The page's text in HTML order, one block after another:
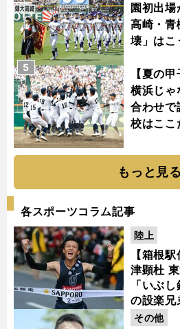
園初出
高崎・青
壊」はこ
【夏の
横浜じゃ
合わせで
校はここ
5
もっと見る
各スポーツコラム記事
【箱根
津顕杜
「いぶ
の設楽兄
金栗杯に
陸上
その他